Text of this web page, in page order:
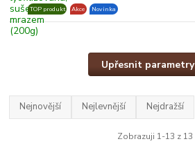
TOP produkt Akce Novinka
Upřesnit parametry
Nejnovější Nejlevnější Nejdražší
Zobrazuji 1-13 z 13